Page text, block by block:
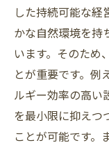
した持続可能な経
かな自然環境を持
います。そのため
とが重要です。例
ルギー効率の高い
を最小限に抑えつ
ことが可能です。